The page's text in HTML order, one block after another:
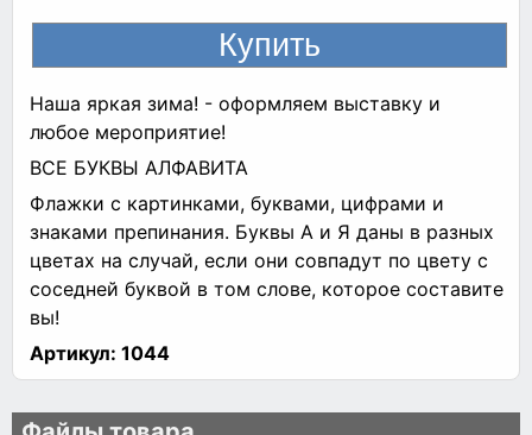
Наша яркая зима! - оформляем выставку и
любое мероприятие!
ВСЕ БУКВЫ АЛФАВИТА
Флажки с картинками, буквами, цифрами и
знаками препинания. Буквы А и Я даны в разных
цветах на случай, если они совпадут по цвету с
соседней буквой в том слове, которое составите
вы!
Артикул: 1044